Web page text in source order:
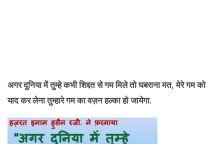
अगर दुनिया में तुम्हे कभी शिद्दत से गम मिले तो घबराना मत, मेरे गम को
याद कर लेना तुम्हारे गम का वज़न हल्का हो जायेगा.